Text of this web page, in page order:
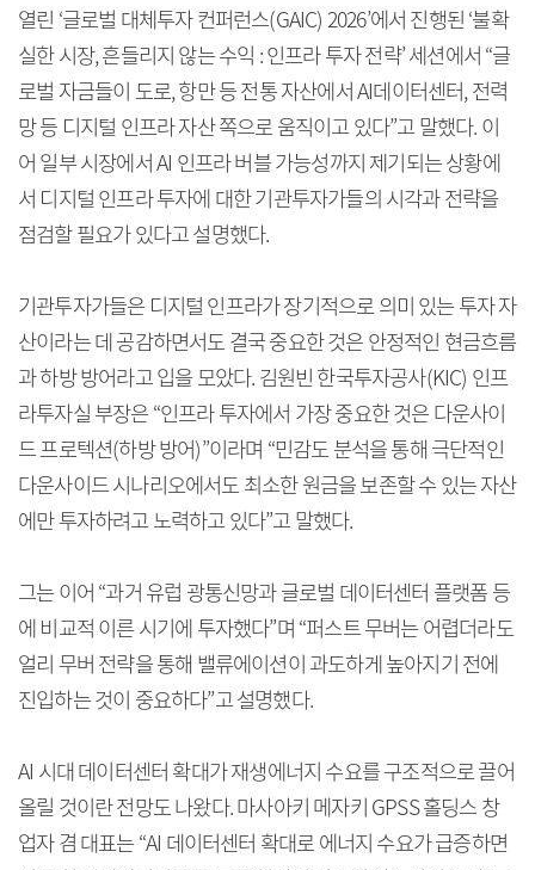
열린 ‘글로벌 대체투자 컨퍼런스(GAIC) 2026’에서 진행된 ‘불확
실한 시장, 흔들리지 않는 수익 : 인프라 투자 전략’ 세션에서 “글
로벌 자금들이 도로, 항만 등 전통 자산에서 AI데이터센터, 전력
망 등 디지털 인프라 자산 쪽으로 움직이고 있다”고 말했다. 이
어 일부 시장에서 AI 인프라 버블 가능성까지 제기되는 상황에
서 디지털 인프라 투자에 대한 기관투자가들의 시각과 전략을
점검할 필요가 있다고 설명했다.
기관투자가들은 디지털 인프라가 장기적으로 의미 있는 투자 자
산이라는 데 공감하면서도 결국 중요한 것은 안정적인 현금흐름
과 하방 방어라고 입을 모았다. 김원빈 한국투자공사(KIC) 인프
라투자실 부장은 “인프라 투자에서 가장 중요한 것은 다운사이
드 프로텍션(하방 방어)”이라며 “민감도 분석을 통해 극단적인
다운사이드 시나리오에서도 최소한 원금을 보존할 수 있는 자산
에만 투자하려고 노력하고 있다”고 말했다.
그는 이어 “과거 유럽 광통신망과 글로벌 데이터센터 플랫폼 등
에 비교적 이른 시기에 투자했다”며 “퍼스트 무버는 어렵더라도
얼리 무버 전략을 통해 밸류에이션이 과도하게 높아지기 전에
진입하는 것이 중요하다”고 설명했다.
AI 시대 데이터센터 확대가 재생에너지 수요를 구조적으로 끌어
올릴 것이란 전망도 나왔다. 마사아키 메자키 GPSS 홀딩스 창
업자 겸 대표는 “AI 데이터센터 확대로 에너지 수요가 급증하면